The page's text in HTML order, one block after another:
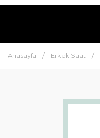
Anasayfa Erkek Saat